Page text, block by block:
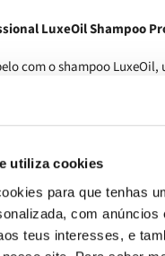
utiliza cookies
para que tenhas
com anúncios
teus interesses, e
LuxeOil Shampoo
com o shampoo
a queratina e fortalece
impurezas sem pesar,
e fácil de pentear.
LuxeOil
cabelo com o
que suaviza
A sua fórmula